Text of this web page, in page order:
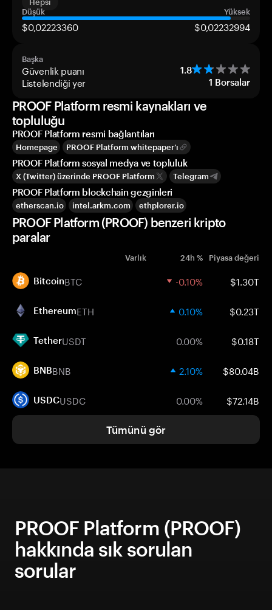
Düşük
Yüksek
$0,02223360 $0,02232994
Başka
Güvenlik puanı 1.8
Listelendiği yer 1 Borsalar
PROOF Platform resmi kaynakları ve
topluluğu
PROOF Platform resmi bağlantıları
Homepage PROOF Platform whitepaper’ı
PROOF Platform sosyal medya ve topluluk
X (Twitter) üzerinde PROOF Platform Telegram
PROOF Platform blockchain gezginleri
etherscan.io intel.arkm.com ethplorer.io
PROOF Platform (PROOF) benzeri kripto
paralar
Varlık 24h % Piyasa değeri
BitcoinBTC -0.10% $1.30T
EthereumETH 0.10% $0.23T
TetherUSDT 0.00% $0.18T
BNBBNB 2.10% $80.04B
USDCUSDC 0.00% $72.14B
Tümünü gör
PROOF Platform (PROOF)
hakkında sık sorulan
sorular